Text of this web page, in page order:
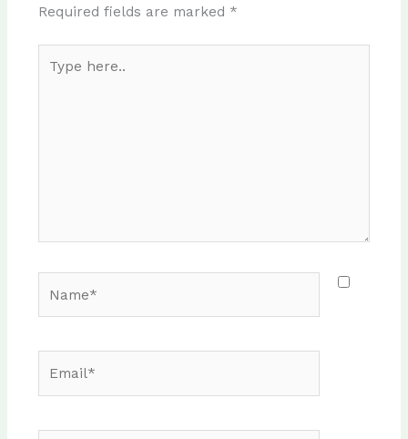
Required fields are marked *
here..